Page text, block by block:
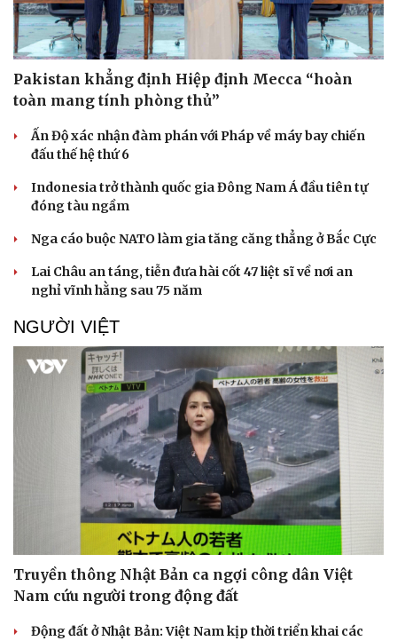
Pakistan khẳng định Hiệp định Mecca “hoàn
toàn mang tính phòng thủ”
Ấn Độ xác nhận đàm phán với Pháp về máy bay chiến
đấu thế hệ thứ 6
Indonesia trở thành quốc gia Đông Nam Á đầu tiên tự
đóng tàu ngầm
Nga cáo buộc NATO làm gia tăng căng thẳng ở Bắc Cực
Lai Châu an táng, tiễn đưa hài cốt 47 liệt sĩ về nơi an
nghỉ vĩnh hằng sau 75 năm
NGƯỜI VIỆT
Truyền thông Nhật Bản ca ngợi công dân Việt
Nam cứu người trong động đất
Động đất ở Nhật Bản: Việt Nam kịp thời triển khai các